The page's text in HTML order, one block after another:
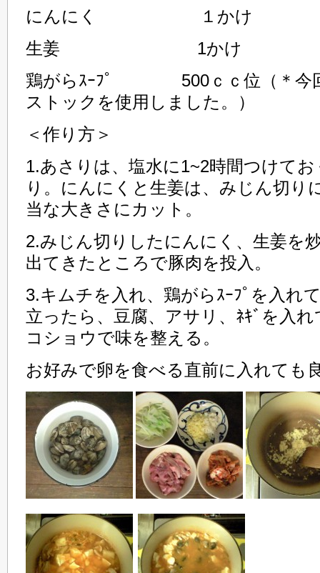
にんにく １かけ
生姜 1かけ
鶏がらｽｰﾌﾟ 500ｃｃ位（＊今回
ストックを使用しました。）
＜作り方＞
1.あさりは、塩水に1~2時間つけてお
り。にんにくと生姜は、みじん切り
当な大きさにカット。
2.みじん切りしたにんにく、生姜を
出てきたところで豚肉を投入。
3.キムチを入れ、鶏がらｽｰﾌﾟを入れ
立ったら、豆腐、アサリ、ﾈｷﾞを入
コショウで味を整える。
お好みで卵を食べる直前に入れても